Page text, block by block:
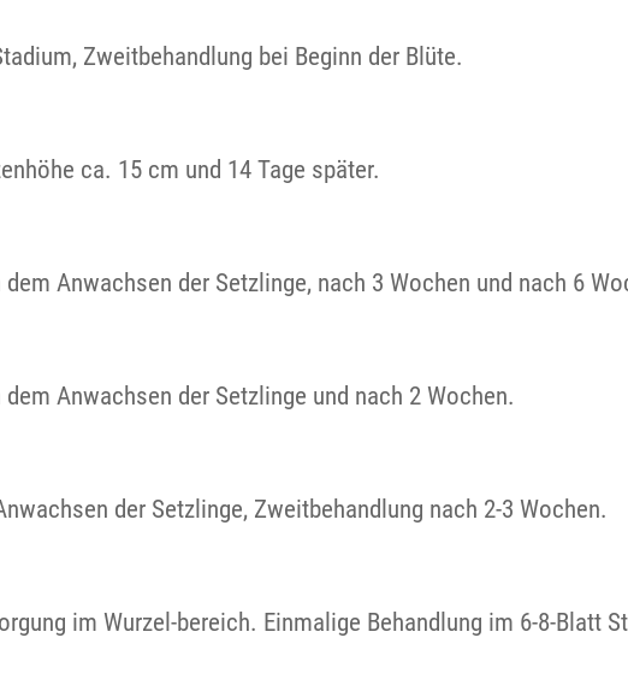
Zweitbehandlung bei Beginn der Blüte.
ca. 15 cm und 14 Tage später.
Anwachsen der Setzlinge, nach 3 Wochen und nach 6
Anwachsen der Setzlinge und nach 2 Wochen.
der Setzlinge, Zweitbehandlung nach 2-3 Wochen.
im Wurzel-bereich. Einmalige Behandlung im 6-8-Blatt